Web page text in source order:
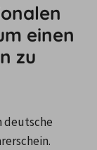
einen
zu
deutsche